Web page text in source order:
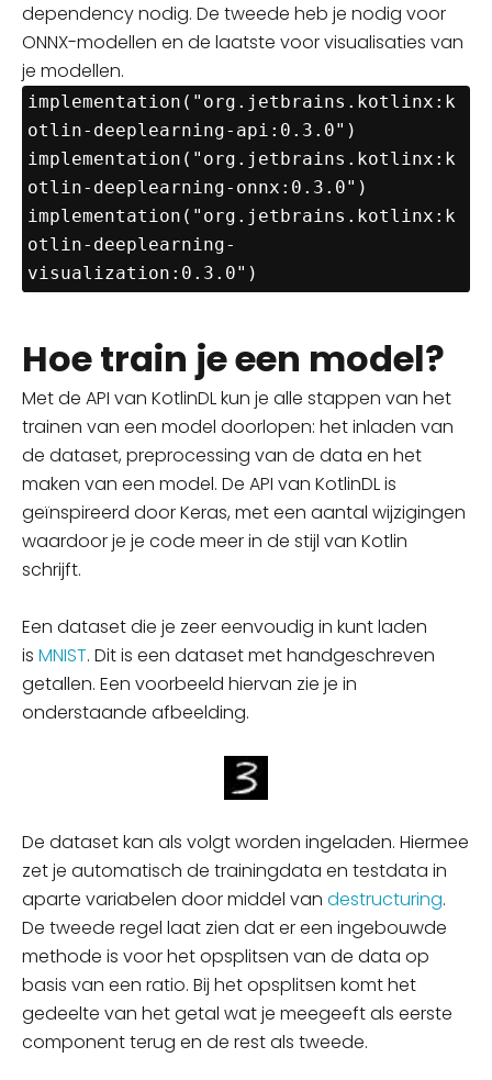
dependency nodig. De tweede heb je nodig voor
ONNX-modellen en de laatste voor visualisaties van
je modellen.
implementation("org.jetbrains.kotlinx:k
otlin-deeplearning-api:0.3.0")
implementation("org.jetbrains.kotlinx:k
otlin-deeplearning-onnx:0.3.0")
implementation("org.jetbrains.kotlinx:k
otlin-deeplearning-
Hoe train je een model?
Met de API van KotlinDL kun je alle stappen van het
trainen van een model doorlopen: het inladen van
de dataset, preprocessing van de data en het
maken van een model. De API van KotlinDL is
geïnspireerd door Keras, met een aantal wijzigingen
waardoor je je code meer in de stijl van Kotlin
schrijft.
Een dataset die je zeer eenvoudig in kunt laden
is MNIST. Dit is een dataset met handgeschreven
getallen. Een voorbeeld hiervan zie je in
onderstaande afbeelding.
De dataset kan als volgt worden ingeladen. Hiermee
zet je automatisch de trainingdata en testdata in
aparte variabelen door middel van destructuring.
De tweede regel laat zien dat er een ingebouwde
methode is voor het opsplitsen van de data op
basis van een ratio. Bij het opsplitsen komt het
gedeelte van het getal wat je meegeeft als eerste
component terug en de rest als tweede.